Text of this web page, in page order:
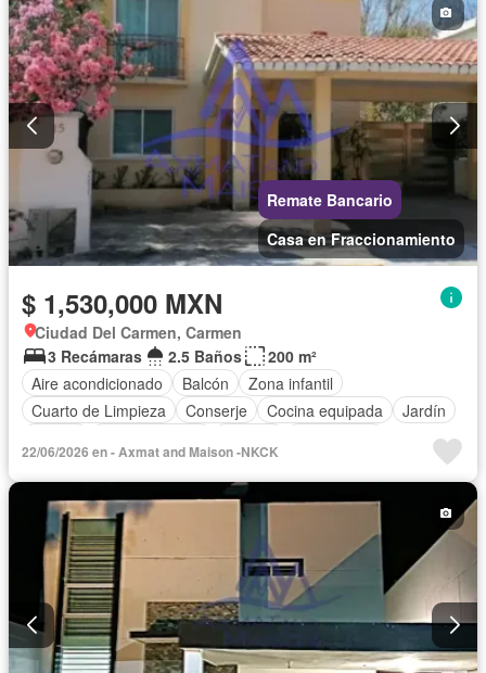
Remate Bancario
Casa en Fraccionamiento
$ 1,530,000 MXN
Ciudad Del Carmen, Carmen
3 Recámaras
2.5 Baños
200 m²
Aire acondicionado
Balcón
Zona infantil
Cuarto de Limpieza
Conserje Cocina equipada
Jardín
Seguridad
Alberca
22/06/2026 en - Axmat and Maison -NKCK